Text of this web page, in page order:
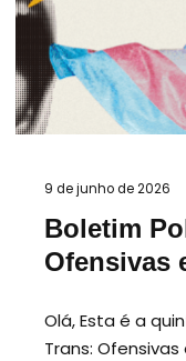
9 de junho de 2026
Boletim
Ofensivas
Olá, Esta é a
Trans: